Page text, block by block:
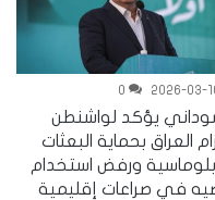
2026-03-
0
يؤكد لواشنطن
العراق بحماية البعثات
ورفض استخدام
في صراعات إقليمية